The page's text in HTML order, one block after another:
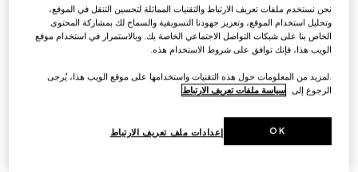
AED 9,500
تنويعاتجلد أبيض
نحن نستخدم ملفات تعريف الارتباط والتقنيات المماثلة لتحسين التنقل في الموقع،
وتحليل استخدام الموقع، وتعزيز جهودنا التسويقية والسماح لك بمشاركة المحتوى
الخاص بنا على شبكات التواصل الاجتماعي الخاصة بك. وبالاستمرار في استخدام موقع
الويب هذا، فإنك توافق على شروط الاستخدام هذه.
.لمزيد من المعلومات حول هذه التقنيات واستخدامها على موقع الويب هذا، يُرجى
الرجوع إلى سياسة ملفات تعريف الارتباط
إعدادات ملف تعريف الارتباط OK